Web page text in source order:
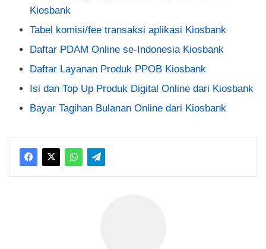
Kiosbank
Tabel komisi/fee transaksi aplikasi Kiosbank
Daftar PDAM Online se-Indonesia Kiosbank
Daftar Layanan Produk PPOB Kiosbank
Isi dan Top Up Produk Digital Online dari Kiosbank
Bayar Tagihan Bulanan Online dari Kiosbank